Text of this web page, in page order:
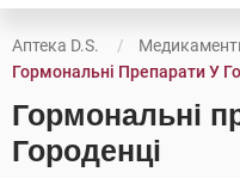
Аптека D.S.
Гормональні Препарати У
Гормональні
Городенці